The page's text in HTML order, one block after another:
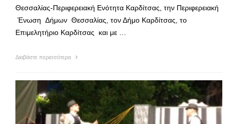
Θεσσαλίας-Περιφερειακή Ενότητα Καρδίτσας, την Περιφερειακή
Ένωση Δήμων Θεσσαλίας, τον Δήμο Καρδίτσας, το
Επιμελητήριο Καρδίτσας και με …
Διαβάστε περισσότερα